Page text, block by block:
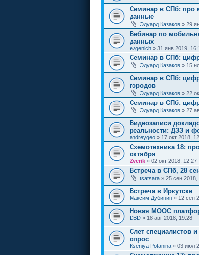
Семинар в СПб: про
данные
Эдуард Казаков » 29
Вебинар по
данных
evgenich » 31 янв 2019,
Семинар в СПб:
Эдуард Казаков » 15
Семинар в СПб:
городов
Эдуард Казаков » 22
Семинар в СПб:
Эдуард Казаков » 27
Видеозаписи
реальности: ДЗЗ и
andreygeo » 17 окт 2018,
Cхемотехника 18:
октября
Zverik » 02 окт 2018, 12:27
Встреча в СПб, 28
tsatsara » 25 сен 2018,
Встреча в Иркутске
Максим Дубинин » 12 сен
Новая MOOC
DBD » 18 авг 2018, 19:28
Слет специалистов
опрос
Kseniya Potanina » 03 июл